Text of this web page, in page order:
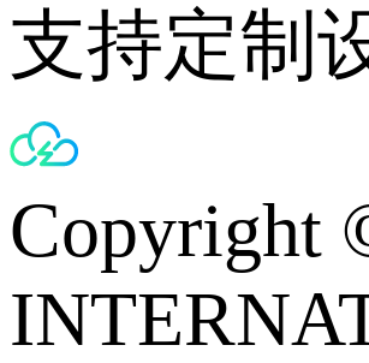
支持定制
Copyright